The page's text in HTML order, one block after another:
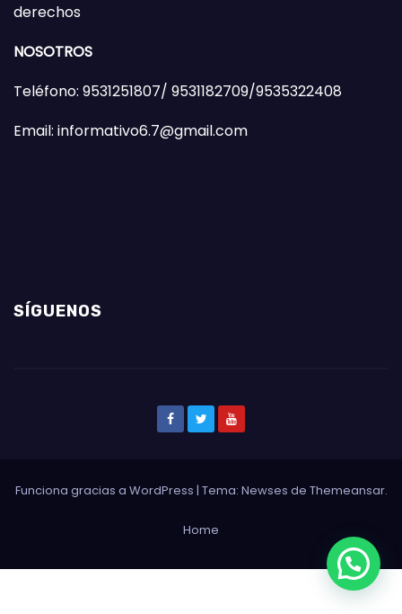
derechos
NOSOTROS
Teléfono: 9531251807/ 9531182709/9535322408
Email: informativo6.7@gmail.com
SÍGUENOS
Funciona gracias a WordPress | Tema: Newses de Themeansar.
Home